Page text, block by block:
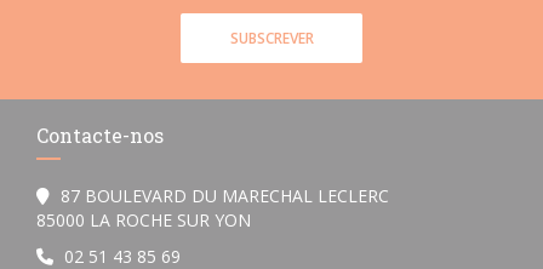
SUBSCREVER
Contacte-nos
87 BOULEVARD DU MARECHAL LECLERC
85000 LA ROCHE SUR YON
02 51 43 85 69